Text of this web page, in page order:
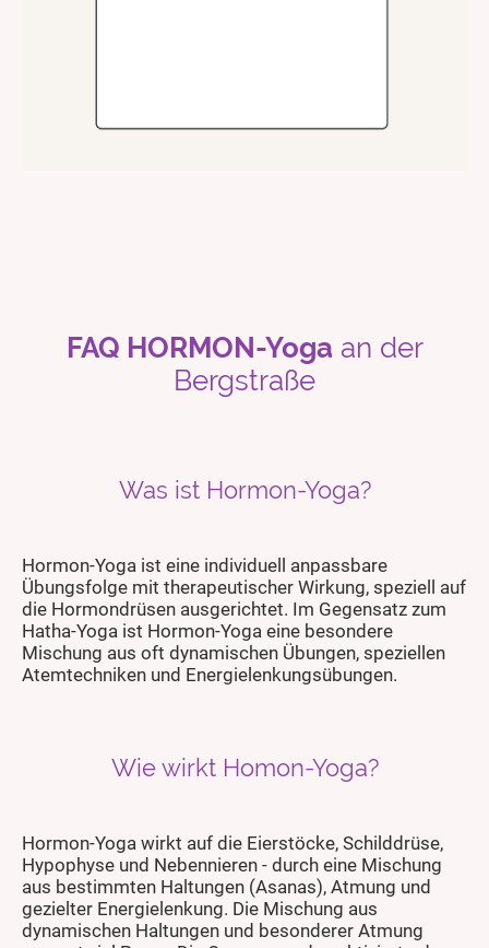
FAQ HORMON-Yoga an der
Bergstraße
Was ist Hormon-Yoga?
Hormon-Yoga ist eine individuell anpassbare
Übungsfolge mit therapeutischer Wirkung, speziell auf
die Hormondrüsen ausgerichtet. Im Gegensatz zum
Hatha-Yoga ist Hormon-Yoga eine besondere
Mischung aus oft dynamischen Übungen, speziellen
Atemtechniken und Energielenkungsübungen.
Wie wirkt Homon-Yoga?
Hormon-Yoga wirkt auf die Eierstöcke, Schilddrüse,
Hypophyse und Nebennieren - durch eine Mischung
aus bestimmten Haltungen (Asanas), Atmung und
gezielter Energielenkung. Die Mischung aus
dynamischen Haltungen und besonderer Atmung